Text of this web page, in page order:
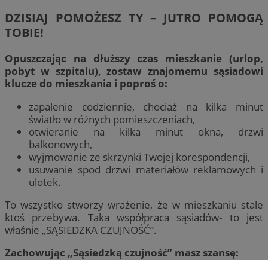
DZISIAJ POMOŻESZ TY – JUTRO POMOGĄ
TOBIE!
Opuszczając na dłuższy czas mieszkanie (urlop,
pobyt w szpitalu), zostaw znajomemu sąsiadowi
klucze do mieszkania i poproś o:
zapalenie codziennie, chociaż na kilka minut
światło w różnych pomieszczeniach,
otwieranie na kilka minut okna, drzwi
balkonowych,
wyjmowanie ze skrzynki Twojej korespondencji,
usuwanie spod drzwi materiałów reklamowych i
ulotek.
To wszystko stworzy wrażenie, że w mieszkaniu stale
ktoś przebywa. Taka współpraca sąsiadów- to jest
właśnie „SĄSIEDZKA CZUJNOŚĆ”.
Zachowując „Sąsiedzką czujność” masz szansę: